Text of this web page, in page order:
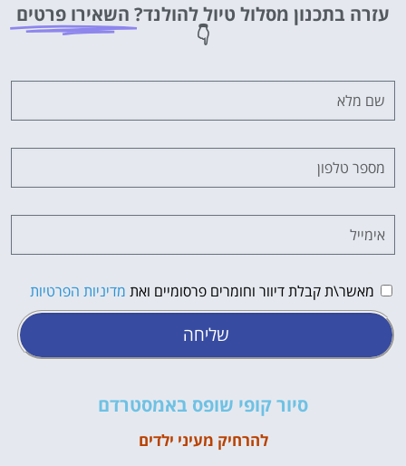
מציאת מלון
לחצו
עזרה בתכנון מסלול טיול להולנד? השאירו פרטים
👇
מאשר\ת קבלת דיוור וחומרים פרסומיים ואת מדיניות הפרטיות
שליחה
סיור קופי שופס באמסטרדם
להרחיק מעיני ילדים